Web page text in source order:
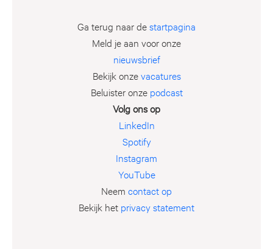
Ga terug naar destartpagina
Meld je aan voor onze
nieuwsbrief
Bekijk onzevacatures
Beluister onze podcast
Volg ons op
LinkedIn
Spotify
Instagram
YouTube
Neem contact op
Bekijk het privacy statement